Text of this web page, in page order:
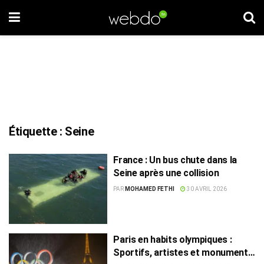
Étiquette : Seine
France : Un bus chute dans la
Seine après une collision
PAR MOHAMED FETHI 30 AVRIL 2026
Paris en habits olympiques :
Sportifs, artistes et monuments